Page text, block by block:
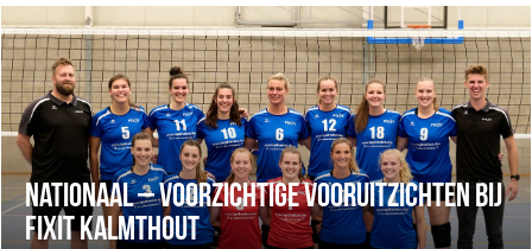
Nationaal – Voorzichtige vooruitzichten bij
Fixit Kalmthout